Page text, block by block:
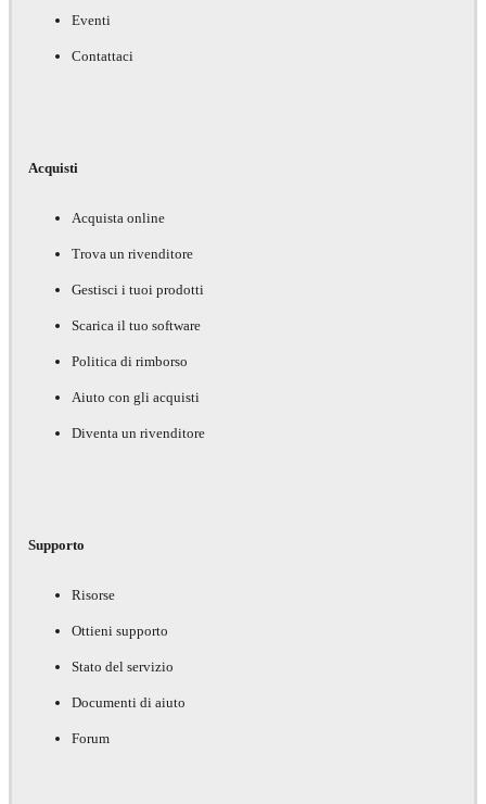
Eventi
Contattaci
Acquisti
Acquista online
Trova un rivenditore
Gestisci i tuoi prodotti
Scarica il tuo software
Politica di rimborso
Aiuto con gli acquisti
Diventa un rivenditore
Supporto
Risorse
Ottieni supporto
Stato del servizio
Documenti di aiuto
Forum